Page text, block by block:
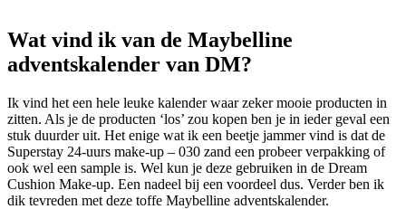
Wat vind ik van de Maybelline
adventskalender van DM?
Ik vind het een hele leuke kalender waar zeker mooie producten in
zitten. Als je de producten ‘los’ zou kopen ben je in ieder geval een
stuk duurder uit. Het enige wat ik een beetje jammer vind is dat de
Superstay 24-uurs make-up – 030 zand een probeer verpakking of
ook wel een sample is. Wel kun je deze gebruiken in de Dream
Cushion Make-up. Een nadeel bij een voordeel dus. Verder ben ik
dik tevreden met deze toffe Maybelline adventskalender.